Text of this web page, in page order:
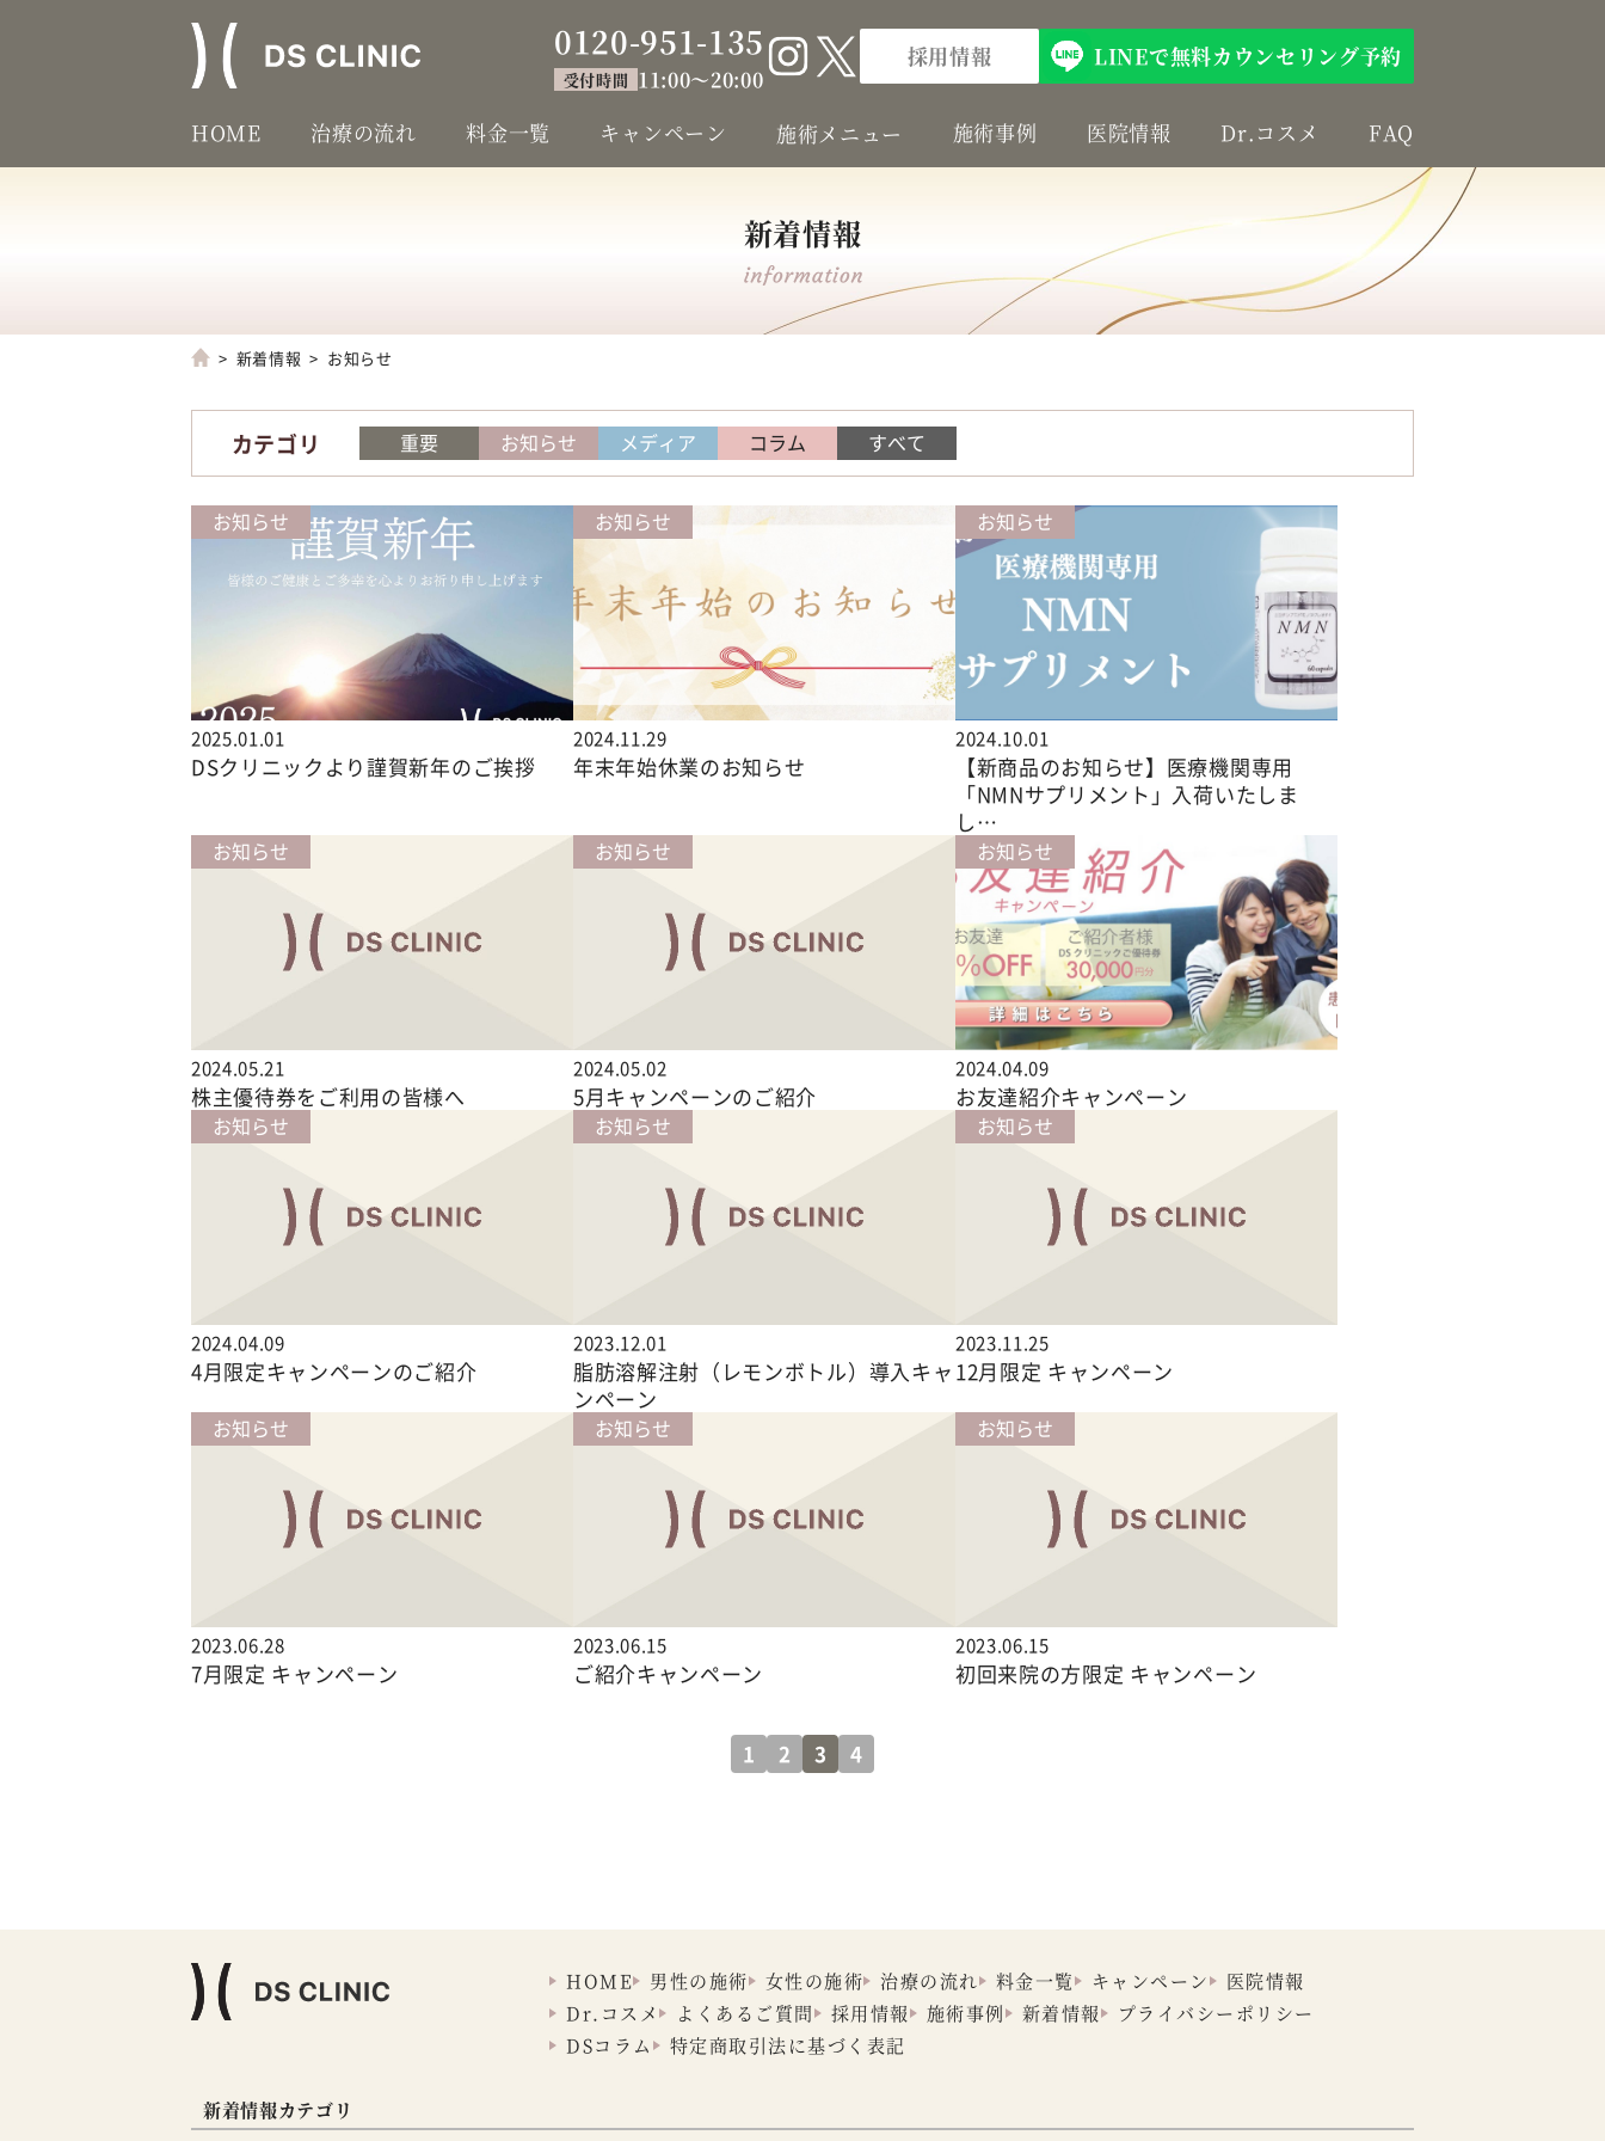
0120-951-135
受付時間 11:00～20:00
採用情報 LINEで無料カウンセリング予約
HOME 治療の流れ 料金一覧 キャンペーン 施術メニュー 施術事例 医院情報 Dr.コスメ FAQ
新着情報
新着情報 お知らせ
カテゴリ 重要 お知らせ メディア コラム すべて
お知らせ
2025.01.01
DSクリニックより謹賀新年のご挨拶
お知らせ
2024.11.29
年末年始休業のお知らせ
お知らせ
2024.10.01
【新商品のお知らせ】医療機関専用
「NMNサプリメント」入荷いたしま
し…
お知らせ
2024.05.21
株主優待券をご利用の皆様へ
お知らせ
2024.05.02
5月キャンペーンのご紹介
お知らせ
2024.04.09
お友達紹介キャンペーン
お知らせ
2024.04.09
4月限定キャンペーンのご紹介
お知らせ
2023.12.01
脂肪溶解注射（レモンボトル）導入キャ
ンペーン
お知らせ
2023.11.25
12月限定 キャンペーン
お知らせ
2023.06.28
7月限定 キャンペーン
お知らせ
2023.06.15
ご紹介キャンペーン
お知らせ
2023.06.15
初回来院の方限定 キャンペーン
1 2 3 4
HOME 男性の施術 女性の施術 治療の流れ 料金一覧 キャンペーン
医院情報
Dr.コスメ
よくあるご質問 採用情報 施術事例 新着情報
プライバシーポリシー
DSコラム
特定商取引法に基づく表記
新着情報カテゴリ